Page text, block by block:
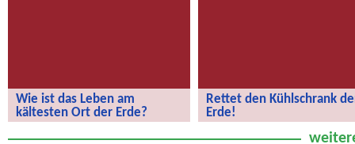
Wie ist das Leben am
kältesten Ort der Erde?
der Erde?
Rettet den Kühlschrank
Erde!